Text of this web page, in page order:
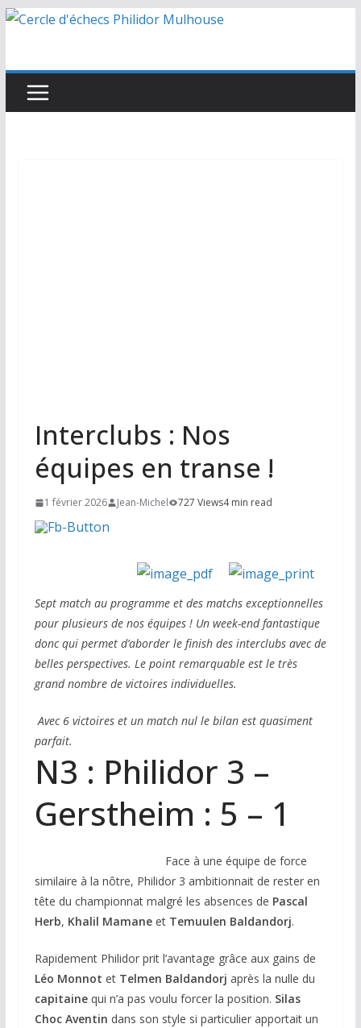
Passer
Interclubs : Nos
équipes en transe !
1 février 2026 Jean-Michel 727 Views4 min read
Sept match au programme et des matchs exceptionnelles
pour plusieurs de nos équipes ! Un week-end fantastique
donc qui permet d’aborder le finish des interclubs avec de
belles perspectives. Le point remarquable est le très
grand nombre de victoires individuelles.
Avec 6 victoires et un match nul le bilan est quasiment
parfait.
N3 : Philidor 3 –
Gerstheim : 5 – 1
Face à une équipe de force
similaire à la nôtre, Philidor 3 ambitionnait de rester en
tête du championnat malgré les absences de Pascal
Herb, Khalil Mamaneet Temuulen Baldandorj.
Rapidement Philidor prit l’avantage grâce aux gains de
Léo Monnot etTelmen Baldandorj après la nulle du
capitainequi n’a pas voulu forcer la position. Silas
Choc Aventin dans son style si particulier apportait un